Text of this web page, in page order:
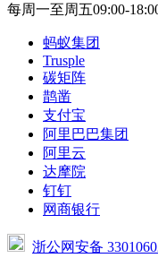
每周一至周五09:00-
蚂蚁集团
Trusple
碳矩阵
鹊凿
支付宝
阿里巴巴集团
阿里云
达摩院
钉钉
网商银行
浙公网安备